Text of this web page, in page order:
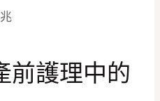
前護理中的